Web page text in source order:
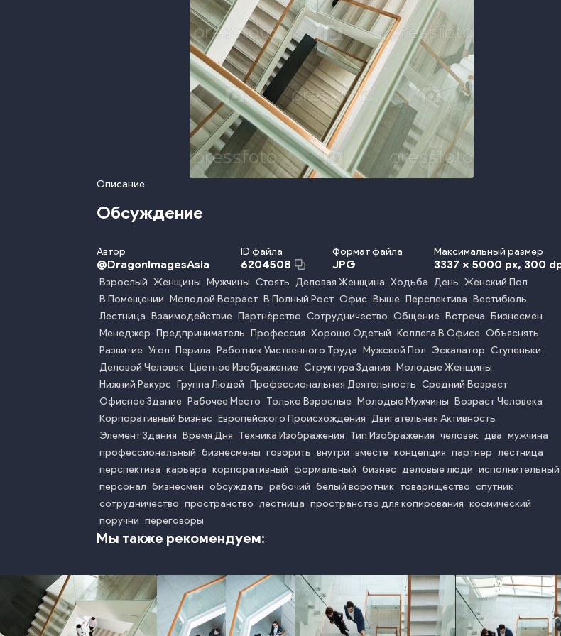
Описание
Обсуждение
Автор
@DragonImagesAsia
ID файла
6204508
Формат файла
JPG
Максимальный размер
3337 x 5000 px, 300
Взрослый Женщины Мужчины Стоять Деловая Женщина Ходьба День Женский Пол
В Помещении Молодой Возраст В Полный Рост Офис Выше Перспектива Вестибюль
Лестница Взаимодействие Партнёрство Сотрудничество Общение Встреча Бизнесмен
Менеджер Предприниматель Профессия Хорошо Одетый Коллега В Офисе Объяснять
Развитие Угол Перила Работник Умственного Труда Мужской Пол Эскалатор Ступеньки
Деловой Человек Цветное Изображение Структура Здания Молодые Женщины
Нижний Ракурс Группа Людей Профессиональная Деятельность Средний Возраст
Офисное Здание Рабочее Место Только Взрослые Молодые Мужчины Возраст Человека
Корпоративный Бизнес Европейского Происхождения Двигательная Активность
Элемент Здания Время Дня Техника Изображения Тип Изображения человек два мужчина
профессиональный бизнесмены говорить внутри вместе концепция партнер лестница
перспектива карьера корпоративный формальный бизнес деловые люди исполнительный
персонал бизнесмен обсуждать рабочий белый воротник товарищество спутник
сотрудничество пространство лестница пространство для копирования космический
поручни переговоры
Мы также рекомендуем: